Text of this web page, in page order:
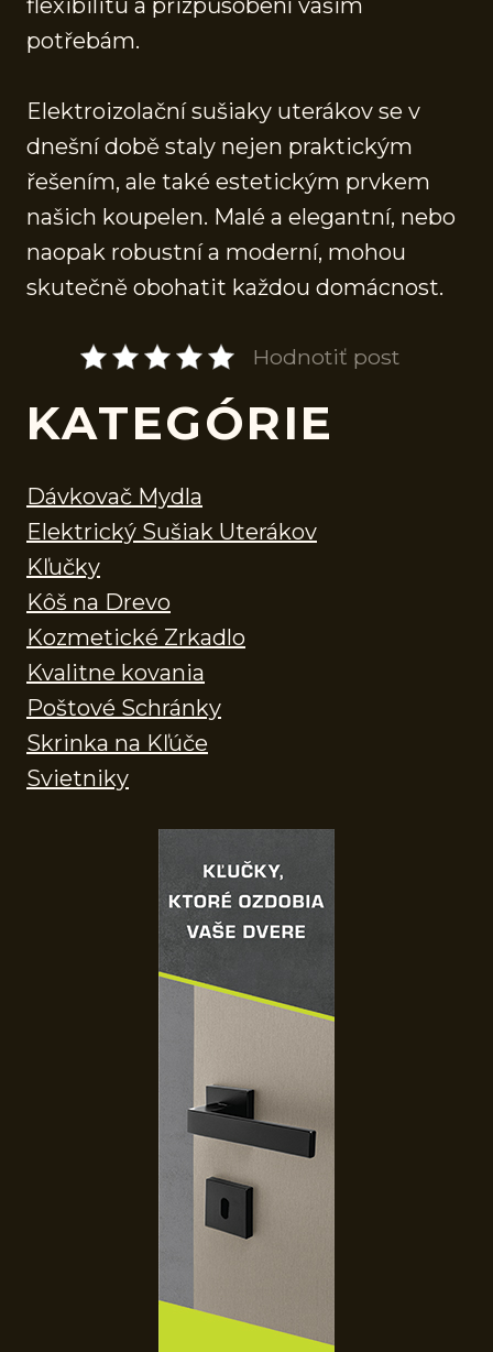
flexibilitu a přizpůsobení vašim
potřebám.
Elektroizolační sušiaky uterákov se v
dnešní době staly nejen praktickým
řešením, ale také estetickým prvkem
našich koupelen. Malé a elegantní, nebo
naopak robustní a moderní, mohou
skutečně obohatit každou domácnost.
Hodnotiť post
KATEGÓRIE
Dávkovač Mydla
Elektrický Sušiak Uterákov
Kľučky
Kôš na Drevo
Kozmetické Zrkadlo
Kvalitne kovania
Poštové Schránky
Skrinka na Kľúče
Svietniky